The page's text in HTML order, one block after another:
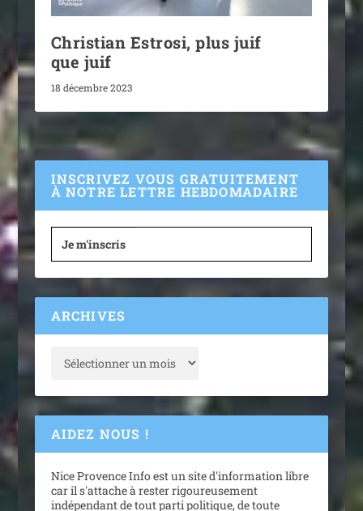
Christian Estrosi, plus juif
que juif
18 décembre 2023
INSCRIVEZ VOUS GRATUITEMENT
À NOTRE LETTRE HEBDOMADAIRE
Je m'inscris
ARCHIVES
AIDEZ NOUS !
Nice Provence Info est un site d'information libre
car il s'attache à rester rigoureusement
indépendant de tout parti politique, de toute